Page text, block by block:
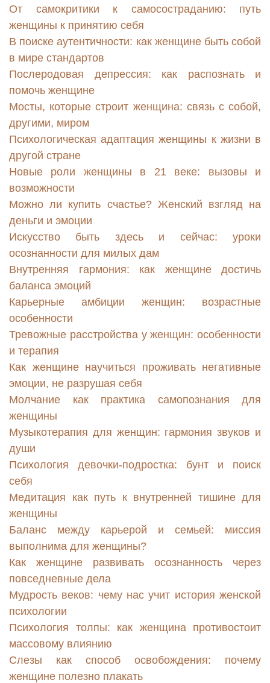
От самокритики к самосостраданию: путь
женщины к принятию себя
В поиске аутентичности: как женщине быть собой
в мире стандартов
Послеродовая депрессия: как распознать и
помочь женщине
Мосты, которые строит женщина: связь с собой,
другими, миром
Психологическая адаптация женщины к жизни в
другой стране
Новые роли женщины в 21 веке: вызовы и
возможности
Можно ли купить счастье? Женский взгляд на
деньги и эмоции
Искусство быть здесь и сейчас: уроки
осознанности для милых дам
Внутренняя гармония: как женщине достичь
баланса эмоций
Карьерные амбиции женщин: возрастные
особенности
Тревожные расстройства у женщин: особенности
и терапия
Как женщине научиться проживать негативные
эмоции, не разрушая себя
Молчание как практика самопознания для
женщины
Музыкотерапия для женщин: гармония звуков и
души
Психология девочки-подростка: бунт и поиск
себя
Медитация как путь к внутренней тишине для
женщины
Баланс между карьерой и семьей: миссия
выполнима для женщины?
Как женщине развивать осознанность через
повседневные дела
Мудрость веков: чему нас учит история женской
психологии
Психология толпы: как женщина противостоит
массовому влиянию
Слезы как способ освобождения: почему
женщине полезно плакать